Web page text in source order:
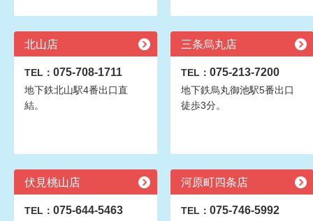
北山店
TEL： 075-708-1711
地下鉄北山駅4番出口直
結。
三条烏丸店
TEL： 075-213-7200
地下鉄烏丸御池駅5番出口
徒歩3分。
伏見桃山店
TEL： 075-644-5463
河原町四条店
TEL： 075-746-5992